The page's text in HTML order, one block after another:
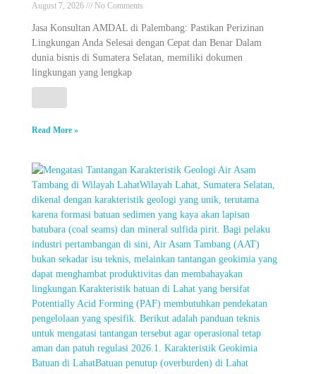
August 7, 2026 No Comments
Jasa Konsultan AMDAL di Palembang: Pastikan Perizinan
Lingkungan Anda Selesai dengan Cepat dan Benar Dalam
dunia bisnis di Sumatera Selatan, memiliki dokumen
lingkungan yang lengkap
Read More »